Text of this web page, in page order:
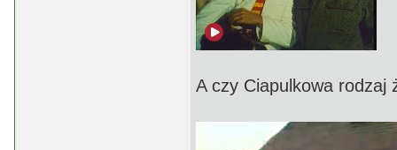
A czy Ciapulkowa rodzaj